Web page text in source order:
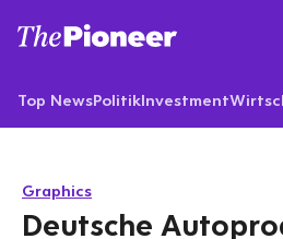
Top NewsPolitikInvestment
Graphics
Deutsche